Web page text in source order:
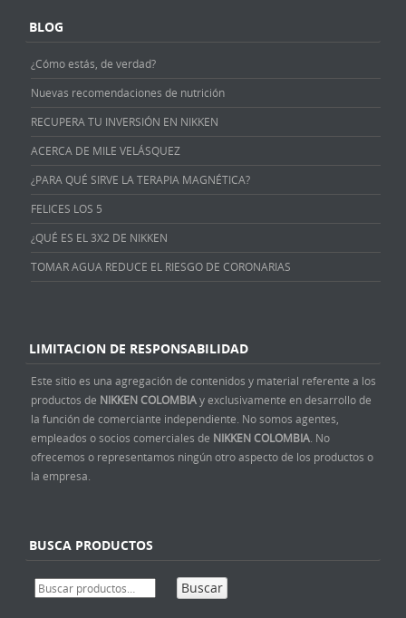
BLOG
¿Cómo estás, de verdad?
Nuevas recomendaciones de nutrición
RECUPERA TU INVERSIÓN EN NIKKEN
ACERCA DE MILE VELÁSQUEZ
¿PARA QUÉ SIRVE LA TERAPIA MAGNÉTICA?
FELICES LOS 5
¿QUÉ ES EL 3X2 DE NIKKEN
TOMAR AGUA REDUCE EL RIESGO DE CORONARIAS
LIMITACION DE RESPONSABILIDAD
Este sitio es una agregación de contenidos y material referente a los
productos de NIKKEN COLOMBIAy exclusivamente en desarrollo de
la función de comerciante independiente. No somos agentes,
empleados o socios comerciales de NIKKEN COLOMBIA. No
ofrecemos o representamos ningún otro aspecto de los productos o
la empresa.
BUSCA PRODUCTOS
Buscar